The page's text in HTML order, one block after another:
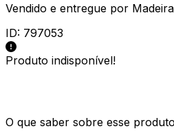
Vendido e entregue por
ID: 797053
Produto indisponível!
O que saber sobre esse produto